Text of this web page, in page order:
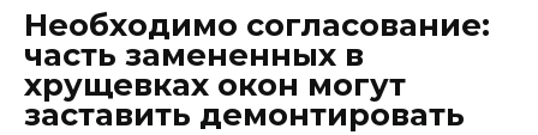
Необходимо согласование:
часть замененных в
хрущевках окон могут
заставить демонтировать